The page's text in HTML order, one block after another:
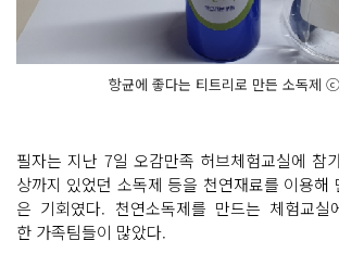
항균에 좋다는 티트리로 만든 소독제
필자는 지난 7일 오감만족 허브체험교실에 참
상까지 있었던 소독제 등을 천연재료를 이용해
은 기회였다. 천연소독제를 만드는 체험교실
한 가족팀들이 많았다.